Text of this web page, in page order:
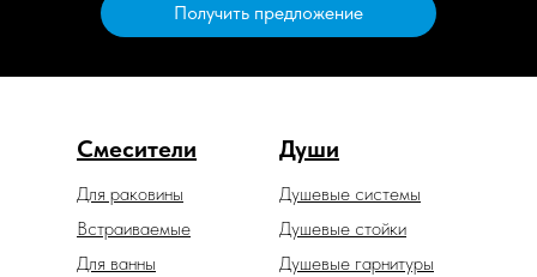
Получить предложение
Смесители Души
Душевые гарнитуры
Душевые системы
Встраиваемые
Для ванны
Для раковины
Душевые стойки